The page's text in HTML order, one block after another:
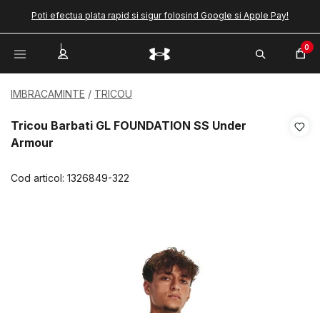
Poti efectua plata rapid si sigur folosind Google si Apple Pay!
0
IMBRACAMINTE TRICOU
Tricou Barbati GL FOUNDATION SS Under
Armour
Cod articol: 1326849-322